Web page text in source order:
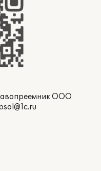
ООО